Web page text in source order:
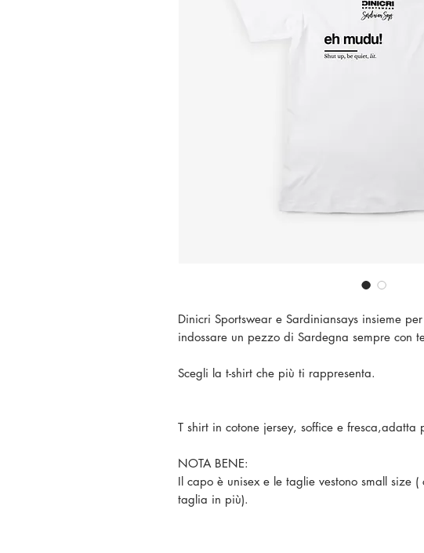
Dinicri Sportswear e Sardiniansays insieme
indossare un pezzo di Sardegna sempre con
Scegli la t-shirt che più ti rappresenta.
T shirt in cotone jersey, soffice e fresca,adatta
NOTA BENE:
Il capo è unisex e le taglie vestono small size
taglia in più).